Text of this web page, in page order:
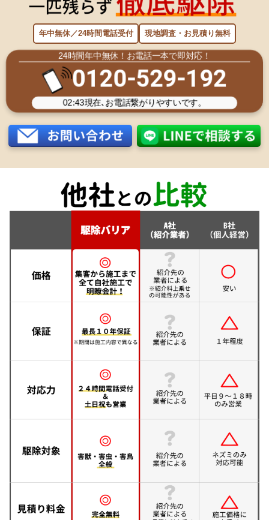
年中無休／24時間電話受付 現地調査・お見積り無料
24時間年中無休！お電話一本で即対応！
0120-529-192
02:43現在､お電話繋がりやすいです。